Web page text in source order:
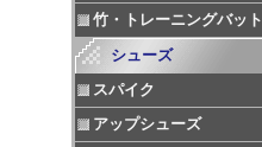
竹・トレーニングバット
シューズ
スパイク
アップシューズ